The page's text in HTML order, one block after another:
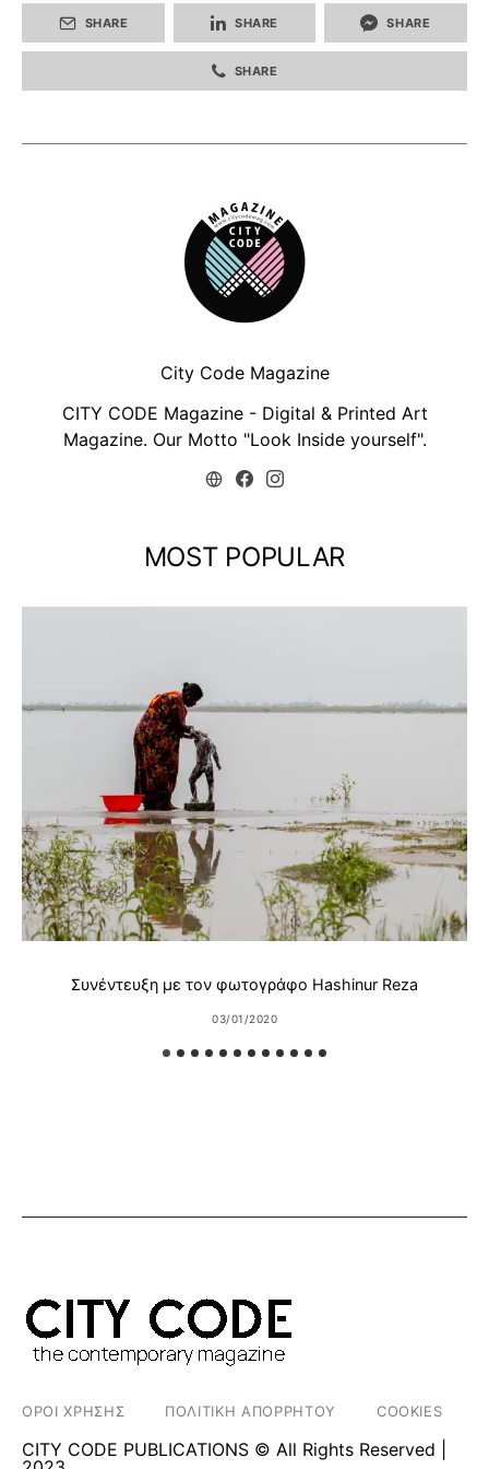
SHARE SHARE SHARE
SHARE
City Code Magazine
CITY CODE Magazine - Digital & Printed Art
Magazine. Our Motto "Look Inside yourself".
MOST POPULAR
Συνέντευξη με τον φωτογράφο Hashinur Reza
03/01/2020
ΟΡΟΙ ΧΡΗΣΗΣ ΠΟΛΙΤΙΚΗ ΑΠΟΡΡΗΤΟΥ COOKIES
CITY CODE PUBLICATIONS © All Rights Reserved |